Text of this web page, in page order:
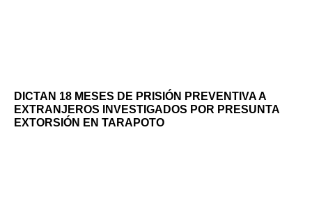
DICTAN 18 MESES DE PRISIÓN PREVENTIVA A
EXTRANJEROS INVESTIGADOS POR PRESUNTA
EXTORSIÓN EN TARAPOTO